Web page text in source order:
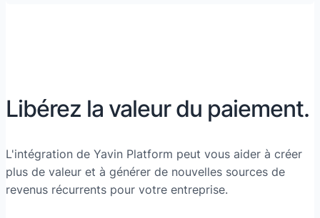
Libérez la valeur du paiement.
L'intégration de Yavin Platform peut vous aider à créer
plus de valeur et à générer de nouvelles sources de
revenus récurrents pour votre entreprise.